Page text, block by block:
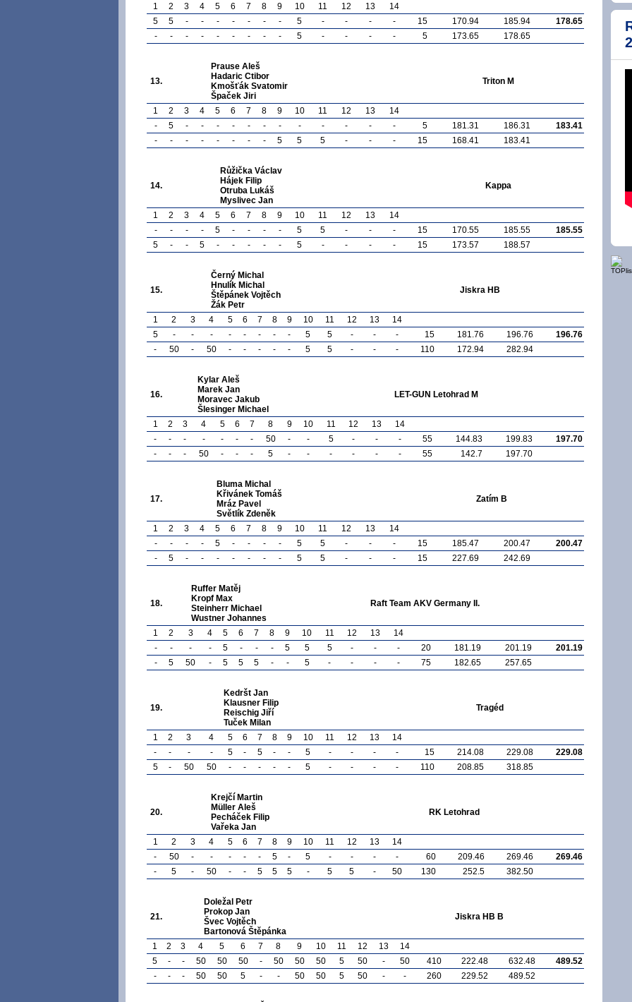
1 2 3 4 5 6 7 8 9 10 11 12 13
14
5
5 - - - - - - - 5 - - - - 15 170.94 185.94
178.65
-
- - - - - - - - 5 - - - - 5 173.65 178.65
13.
Prause Aleš
Hadaric Ctibor
Kmošťák Svatomir
Špaček Jiri
Triton M
1 2 3 4 5 6 7 8 9 10 11 12 13
14
-
5 - - - - - - - - - - - - 5 181.31 186.31
183.41
-
- - - - - - - 5 5 5 - - - 15 168.41 183.41
14.
Růžička Václav
Hájek Filip
Otruba Lukáš
Myslivec Jan
Kappa
1 2 3 4 5 6 7 8 9 10 11 12 13
14
-
- - - 5 - - - - 5 5 - - - 15 170.55 185.55
185.55
5
- - 5 - - - - - 5 - - - - 15 173.57 188.57
15.
Černý Michal
Hnulík Michal
Štěpánek Vojtěch
Žák Petr
Jiskra HB
1 2 3 4 5 6 7 8 9 10 11 12 13
14
5
- - - - - - - - 5 5 - - - 15 181.76 196.76
196.76
-
50 - 50 - - - - - 5 5 - - - 110 172.94 282.94
16.
Kylar Aleš
Marek Jan
Moravec Jakub
Šlesinger Michael
LET-GUN Letohrad M
1 2 3 4 5 6 7 8 9 10 11 12 13
14
-
- - - - - - 50 - - 5 - - - 55 144.83 199.83
197.70
-
- - 50 - - - 5 - - - - - - 55 142.7 197.70
17.
Bluma Michal
Křivánek Tomáš
Mráz Pavel
Světlík Zdeněk
Zatím B
1 2 3 4 5 6 7 8 9 10 11 12 13
14
-
- - - 5 - - - - 5 5 - - - 15 185.47 200.47
200.47
-
5 - - - - - - - 5 5 - - - 15 227.69 242.69
18.
Ruffer Matěj
Kropf Max
Steinherr Michael
Wustner Johannes
Raft Team AKV Germany II.
1 2 3 4 5 6 7 8 9 10 11 12 13
14
-
- - - 5 - - - 5 5 5 - - - 20 181.19 201.19
201.19
-
5 50 - 5 5 5 - - 5 - - - - 75 182.65 257.65
19.
Kedršt Jan
Klausner Filip
Reischig Jiří
Tuček Milan
Tragéd
1 2 3 4 5 6 7 8 9 10 11 12 13
14
-
- - - 5 - 5 - - 5 - - - - 15 214.08 229.08
229.08
5
- 50 50 - - - - - 5 - - - - 110 208.85 318.85
20.
Krejčí Martin
Müller Aleš
Pecháček Filip
Vařeka Jan
RK Letohrad
1 2 3 4 5 6 7 8 9 10 11 12 13
14
-
50 - - - - - 5 - 5 - - - - 60 209.46 269.46
269.46
-
5 - 50 - - 5 5 5 - 5 5 - 50 130 252.5 382.50
21.
Doležal Petr
Prokop Jan
Švec Vojtěch
Bartonová Štěpánka
Jiskra HB B
1 2 3 4 5 6 7 8 9 10 11 12 13
14
5
- - 50 50 50 - 50 50 50 5 50 - 50 410 222.48 632.48
489.52
-
- - 50 50 5 - - 50 50 5 50 - - 260 229.52 489.52